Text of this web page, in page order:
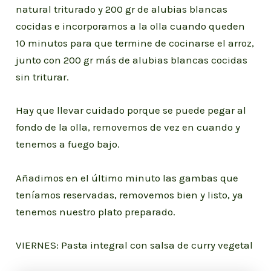
natural triturado y 200 gr de alubias blancas
cocidas e incorporamos a la olla cuando queden
10 minutos para que termine de cocinarse el arroz,
junto con 200 gr más de alubias blancas cocidas
sin triturar.
Hay que llevar cuidado porque se puede pegar al
fondo de la olla, removemos de vez en cuando y
tenemos a fuego bajo.
Añadimos en el último minuto las gambas que
teníamos reservadas, removemos bien y listo, ya
tenemos nuestro plato preparado.
VIERNES: Pasta integral con salsa de curry vegetal